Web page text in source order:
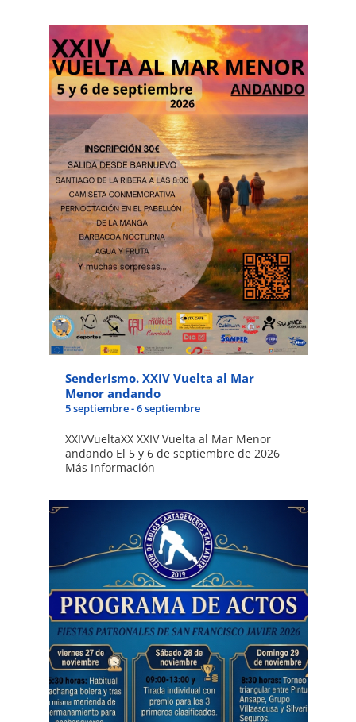
Senderismo. XXIV Vuelta al Mar
Menor andando
5 septiembre-6 septiembre
XXIVVueltaXX XXIV Vuelta al Mar Menor
andando El 5 y 6 de septiembre de 2026
Más Información